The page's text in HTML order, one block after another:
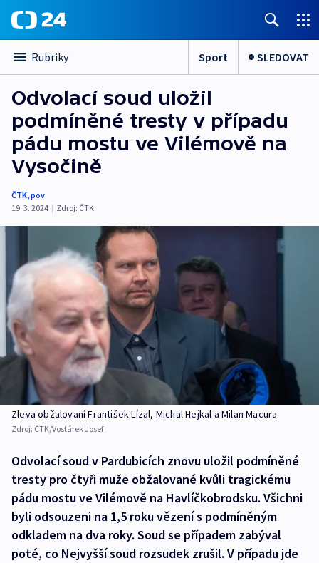
Rubriky Sport SLEDOVAT
Odvolací soud uložil
podmíněné tresty v případu
pádu mostu ve Vilémově na
Vysočině
ČTK,pov
19. 3. 2024 | Zdroj: ČTK
Zleva obžalovaní František Lízal, Michal Hejkal a Milan Macura
Zdroj: ČTK/Vostárek Josef
Odvolací soud v Pardubicích znovu uložil podmíněné
tresty pro čtyři muže obžalované kvůli tragickému
pádu mostu ve Vilémově na Havlíčkobrodsku. Všichni
byli odsouzeni na 1,5 roku vězení s podmíněným
odkladem na dva roky. Soud se případem zabýval
poté, co Nejvyšší soud rozsudek zrušil. V případu jde